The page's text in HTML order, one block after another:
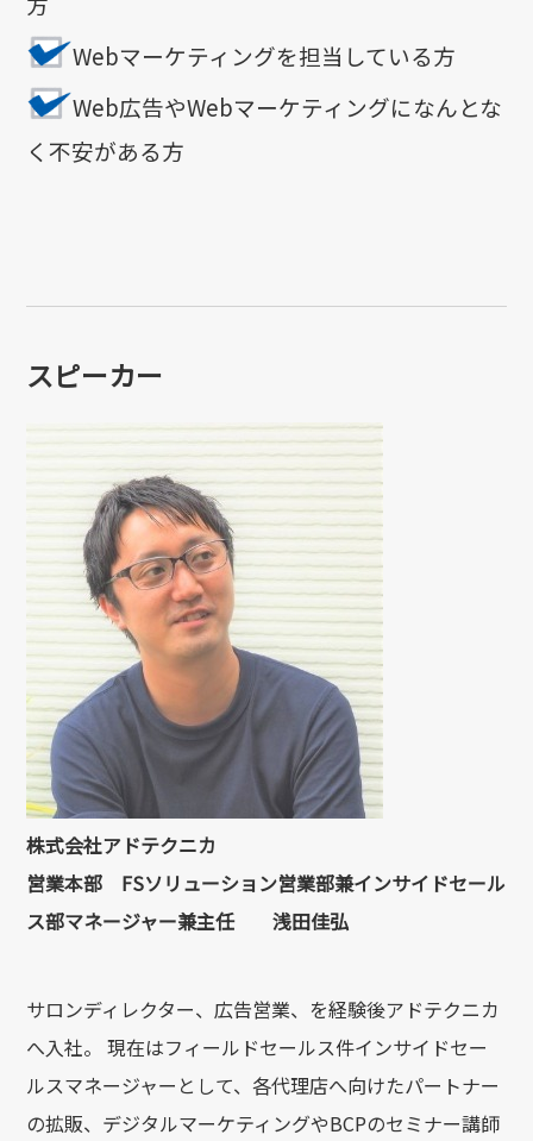
Webマーケティングを担当している方
Web広告やWebマーケティングになんとな
く不安がある方
スピーカー
株式会社アドテクニカ
営業本部 FSソリューション営業部兼インサイドセール
ス部マネージャー兼主任 浅田佳弘
サロンディレクター、広告営業、を経験後アドテクニカ
へ入社。 現在はフィールドセールス件インサイドセー
ルスマネージャーとして、各代理店へ向けたパートナー
の拡販、デジタルマーケティングやBCPのセミナー講師